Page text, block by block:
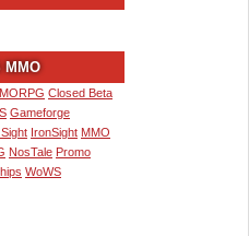
MMO
Closed Beta
Gameforge
IronSight MMO
NosTale Promo
WoWS